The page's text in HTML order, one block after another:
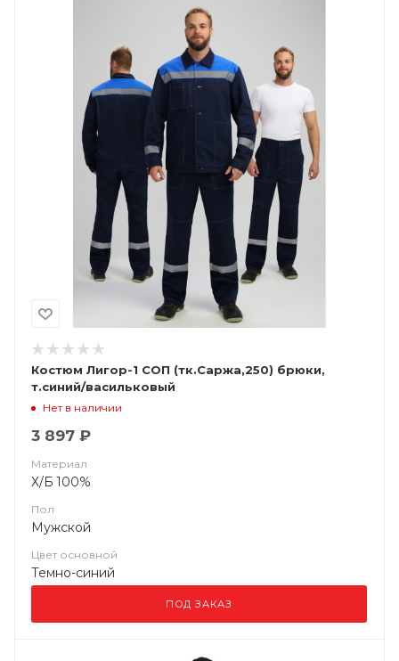
Костюм Лигор-1 СОП (тк.Саржа,250) брюки,
т.синий/васильковый
Нет в наличии
3 897 ₽
Материал
Х/Б 100%
Пол
Мужской
Цвет основной
Темно-синий
ПОД ЗАКАЗ